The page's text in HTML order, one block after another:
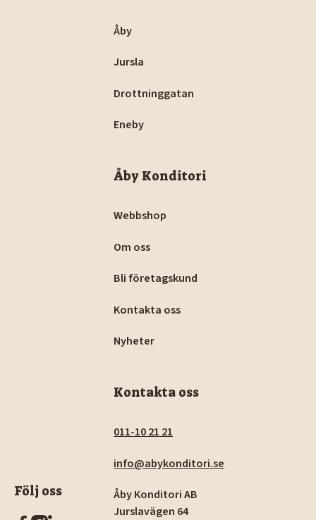
Följ oss
Åby
Jursla
Drottninggatan
Eneby
Åby Konditori
Webbshop
Om oss
Bli företagskund
Kontakta oss
Nyheter
Kontakta oss
011-10 21 21
info@abykonditori.se
Åby Konditori AB
Jurslavägen 64